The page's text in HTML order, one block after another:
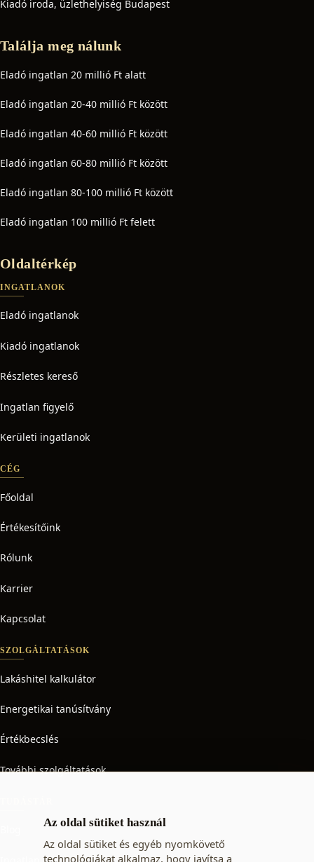
Az oldal sütiket használ
Az oldal sütiket és egyéb nyomkövető
technológiákat alkalmaz, hogy javítsa a
Kiadó iroda, üzlethelyiség Budapest
Találja meg nálunk
Eladó ingatlan 20 millió Ft alatt
Eladó ingatlan 20-40 millió Ft között
Eladó ingatlan 40-60 millió Ft között
Eladó ingatlan 60-80 millió Ft között
Eladó ingatlan 80-100 millió Ft között
Eladó ingatlan 100 millió Ft felett
Oldaltérkép
INGATLANOK
Eladó ingatlanok
Kiadó ingatlanok
Részletes kereső
Ingatlan figyelő
Kerületi ingatlanok
CÉG
Főoldal
Értékesítőink
Rólunk
Karrier
Kapcsolat
SZOLGÁLTATÁSOK
Lakáshitel kalkulátor
Energetikai tanúsítvány
Értékbecslés
További szolgáltatások